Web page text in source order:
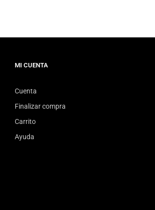
MI CUENTA
Cuenta
Finalizar compra
Carrito
Ayuda